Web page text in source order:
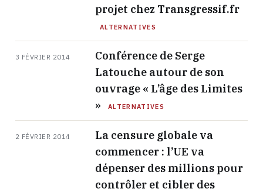
projet chez Transgressif.fr
ALTERNATIVES
3 FÉVRIER 2014
Conférence de Serge
Latouche autour de son
ouvrage « L’âge des Limites
»
ALTERNATIVES
2 FÉVRIER 2014
La censure globale va
commencer : l’UE va
dépenser des millions pour
contrôler et cibler des